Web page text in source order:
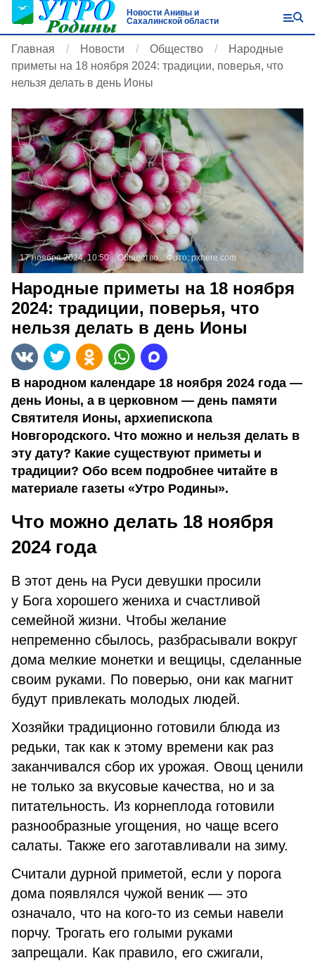
Новости Анивы и
Сахалинской области
Главная Новости Общество
Народные
приметы на 18 ноября 2024: традиции, поверья, что
нельзя делать в день Ионы
17 ноября 2024, 10:50 Общество Фото:pxhere.com
Народные приметы на 18 ноября
2024: традиции, поверья, что
нельзя делать в день Ионы
В народном календаре 18 ноября 2024 года —
день Ионы, а в церковном — день памяти
Святителя Ионы, архиепископа
Новгородского. Что можно и нельзя делать в
эту дату? Какие существуют приметы и
традиции? Обо всем подробнее читайте в
материале газеты «Утро Родины».
Что можно делать 18 ноября
2024 года
В этот день на Руси девушки просили
у Бога хорошего жениха и счастливой
семейной жизни. Чтобы желание
непременно сбылось, разбрасывали вокруг
дома мелкие монетки и вещицы, сделанные
своим руками. По поверью, они как магнит
будут привлекать молодых людей.
Хозяйки традиционно готовили блюда из
редьки, так как к этому времени как раз
заканчивался сбор их урожая. Овощ ценили
не только за вкусовые качества, но и за
питательность. Из корнеплода готовили
разнообразные угощения, но чаще всего
салаты. Также его заготавливали на зиму.
Считали дурной приметой, если у порога
дома появлялся чужой веник — это
означало, что на кого-то из семьи навели
порчу. Трогать его голыми руками
запрещали. Как правило, его сжигали,